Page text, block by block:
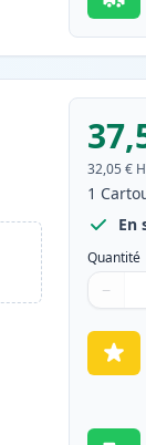
32,05 €
1
En
Quantité
−